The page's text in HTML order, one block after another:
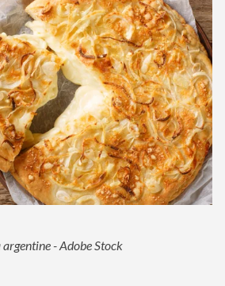
argentine - Adobe Stock